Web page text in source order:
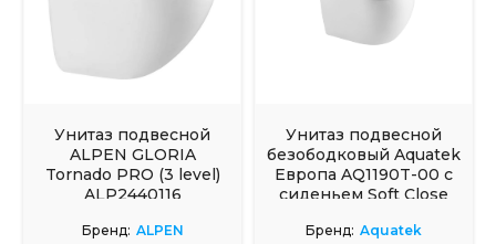
Унитаз подвесной
ALPEN GLORIA
Tornado PRO (3 level)
ALP2440116
Бренд: ALPEN
Унитаз подвесной
безободковый Aquatek
Европа AQ1190T-00 с
сиденьем Soft Close
Бренд: Aquatek